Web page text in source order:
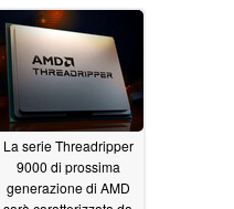
della serie RX 8000 di
prossima generazione
verrà lanciata a
gennaio11/27/2024
La serie Threadripper
9000 di prossima
generazione di AMD